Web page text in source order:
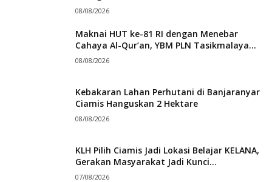
08/08/2026
Maknai HUT ke-81 RI dengan Menebar
Cahaya Al-Qur’an, YBM PLN Tasikmalaya...
08/08/2026
Kebakaran Lahan Perhutani di Banjaranyar
Ciamis Hanguskan 2 Hektare
08/08/2026
KLH Pilih Ciamis Jadi Lokasi Belajar KELANA,
Gerakan Masyarakat Jadi Kunci...
07/08/2026